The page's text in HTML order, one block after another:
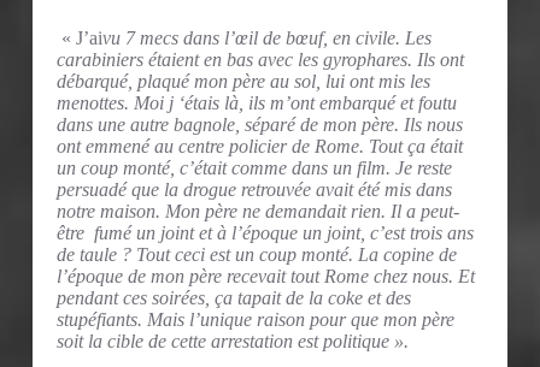
« J’aivu 7 mecs dans l’œil de bœuf, en civile. Les
carabiniers étaient en bas avec les gyrophares. Ils ont
débarqué, plaqué mon père au sol, lui ont mis les
menottes. Moi j ‘étais là, ils m’ont embarqué et foutu
dans une autre bagnole, séparé de mon père. Ils nous
ont emmené au centre policier de Rome. Tout ça était
un coup monté, c’était comme dans un film. Je reste
persuadé que la drogue retrouvée avait été mis dans
notre maison. Mon père ne demandait rien. Il a peut-
être fumé un joint et à l’époque un joint, c’est trois ans
de taule ? Tout ceci est un coup monté. La copine de
l’époque de mon père recevait tout Rome chez nous. Et
pendant ces soirées, ça tapait de la coke et des
stupéfiants. Mais l’unique raison pour que mon père
soit la cible de cette arrestation est politique ».